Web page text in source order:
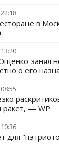
в
занял
о его
ракет, — WP
для